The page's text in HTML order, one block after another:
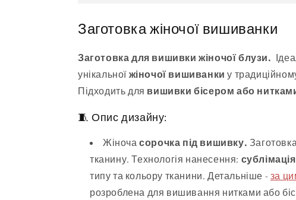
Заготовка жіночої вишиванки
Заготовка для вишивки жіночої блузи.
унікальноїжіночої вишиванки у
Підходить для вишивки бісером або
🧵 Опис дизайну:
Жіночасорочка під вишивку.
тканину. Технологія нанесення: сублімація
типу та кольору тканини. Детальніше -за
розроблена для вишивання нитками або